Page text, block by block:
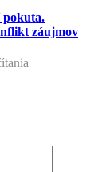
pokuta.
záujmov